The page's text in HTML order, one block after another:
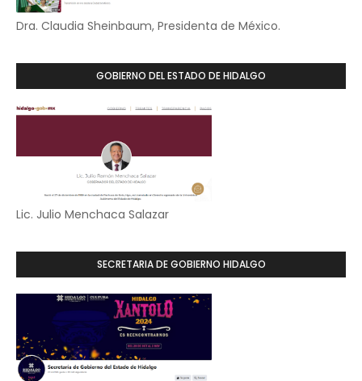
Dra. Claudia Sheinbaum, Presidenta de México.
GOBIERNO DEL ESTADO DE HIDALGO
Lic. Julio Menchaca Salazar
SECRETARIA DE GOBIERNO HIDALGO